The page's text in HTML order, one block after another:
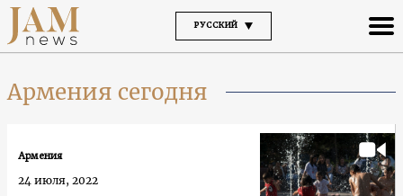
РУССКИЙ
Армения сегодня
Армения
24 июля, 2022